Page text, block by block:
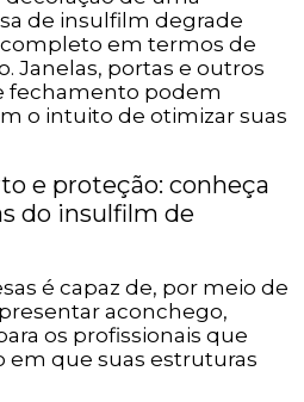
de insulfilm degrade
completo em termos de
Janelas, portas e outros
fechamento podem
o intuito de otimizar suas
e proteção: conheça
do insulfilm de
é capaz de, por meio de
aconchego,
os profissionais que
em que suas estruturas